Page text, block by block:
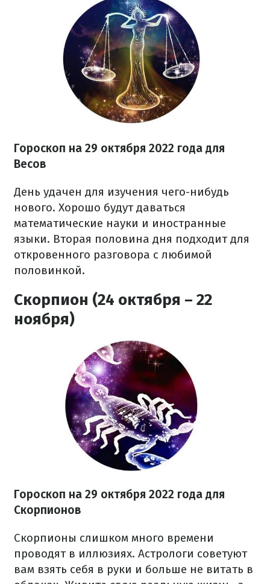
Гороскоп на 29 октября 2022 года для
Весов
День удачен для изучения чего-нибудь
нового. Хорошо будут даваться
математические науки и иностранные
языки. Вторая половина дня подходит для
откровенного разговора с любимой
половинкой.
Скорпион (24 октября – 22
ноября)
Гороскоп на 29 октября 2022 года для
Скорпионов
Скорпионы слишком много времени
проводят в иллюзиях. Астрологи советуют
вам взять себя в руки и больше не витать в